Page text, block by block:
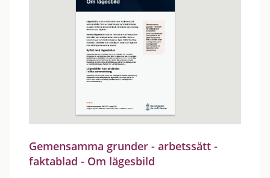
Gemensamma grunder - arbetssätt -
faktablad - Om lägesbild